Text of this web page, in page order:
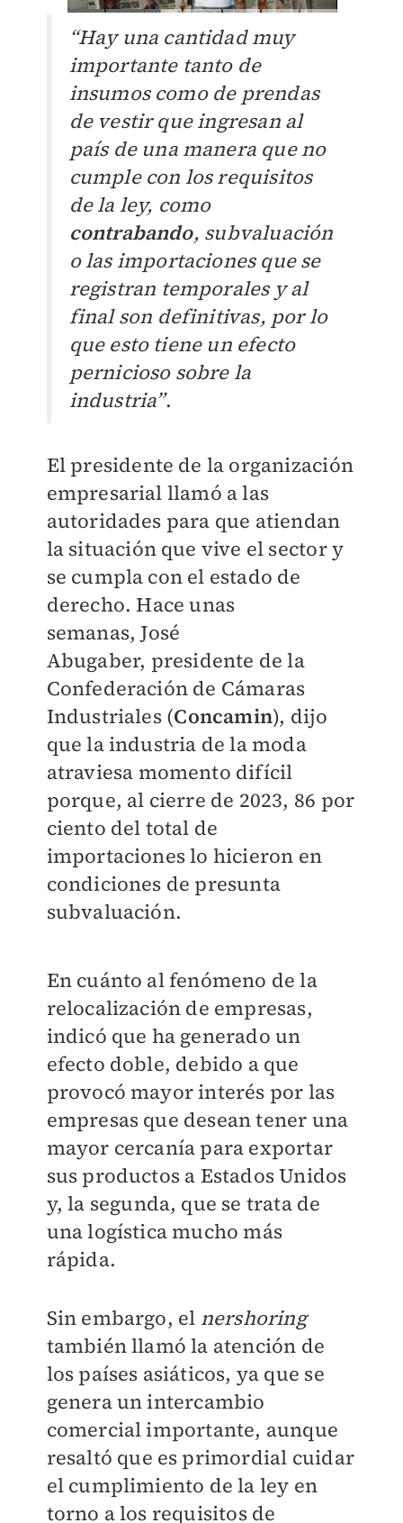
“Hay una cantidad muy
importante tanto de
insumos como de prendas
de vestir que ingresan al
país de una manera que no
cumple con los requisitos
de la ley, como
contrabando, subvaluación
o las importaciones que se
registran temporales y al
final son definitivas, por lo
que esto tiene un efecto
pernicioso sobre la
industria”.
El presidente de la organización
empresarial llamó a las
autoridades para que atiendan
la situación que vive el sector y
se cumpla con el estado de
derecho. Hace unas
semanas,José
Abugaber, presidente de la
Confederación de Cámaras
Industriales (Concamin), dijo
que la industria de la moda
atraviesa momento difícil
porque, al cierre de 2023, 86 por
ciento del total de
importaciones lo hicieron en
condiciones de presunta
subvaluación.
En cuánto al fenómeno de la
relocalización de empresas,
indicó que ha generado un
efecto doble, debido a que
provocó mayor interés por las
empresas que desean tener una
mayor cercanía para exportar
sus productos a Estados Unidos
y, la segunda, que se trata de
una logística mucho más
rápida.
Sin embargo, el nershoring
también llamó la atención de
los países asiáticos, ya que se
genera un intercambio
comercial importante, aunque
resaltó que es primordial cuidar
el cumplimiento de la ley en
torno a los requisitos de